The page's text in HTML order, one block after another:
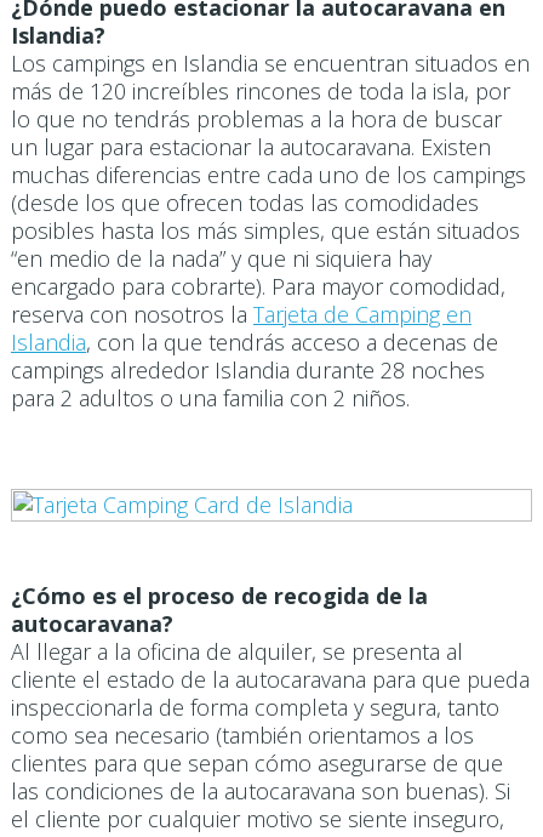
¿Dónde puedo estacionar la autocaravana en
Islandia?
Los campings en Islandia se encuentran situados en
más de 120 increíbles rincones de toda la isla, por
lo que no tendrás problemas a la hora de buscar
un lugar para estacionar la autocaravana. Existen
muchas diferencias entre cada uno de los campings
(desde los que ofrecen todas las comodidades
posibles hasta los más simples, que están situados
“en medio de la nada” y que ni siquiera hay
encargado para cobrarte). Para mayor comodidad,
reserva con nosotros la Tarjeta de Camping en
Islandia, con la que tendrás acceso a decenas de
campings alrededor Islandia durante 28 noches
para 2 adultos o una familia con 2 niños.
¿Cómo es el proceso de recogida de la
autocaravana?
Al llegar a la oficina de alquiler, se presenta al
cliente el estado de la autocaravana para que pueda
inspeccionarla de forma completa y segura, tanto
como sea necesario (también orientamos a los
clientes para que sepan cómo asegurarse de que
las condiciones de la autocaravana son buenas). Si
el cliente por cualquier motivo se siente inseguro,